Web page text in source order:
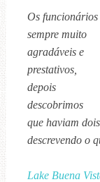
Os funcionários
sempre muito
agradáveis e
prestativos,
depois
descobrimos
que haviam
descrevendo o
Lake Buena